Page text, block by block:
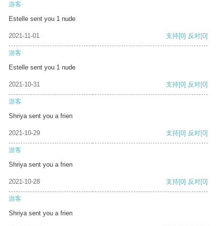
游客
Estelle sent you 1 nude
2021-11-01 支持[0] 反对[0]
游客
Estelle sent you 1 nude
2021-10-31 支持[0] 反对[0]
游客
Shriya sent you a frien
2021-10-29 支持[0] 反对[0]
游客
Shriya sent you a frien
2021-10-28 支持[0] 反对[0]
游客
Shriya sent you a frien